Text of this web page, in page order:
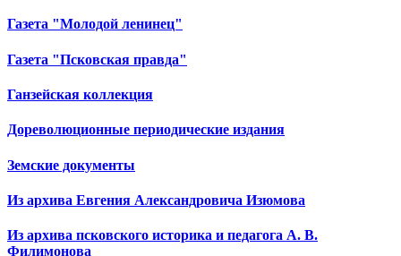
Газета "Молодой ленинец"
Газета "Псковская правда"
Ганзейская коллекция
Дореволюционные периодические издания
Земские документы
Из архива Евгения Александровича Изюмова
Из архива псковского историка и педагога А. В.
Филимонова